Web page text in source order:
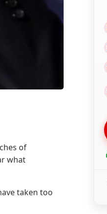
of
what
taken too